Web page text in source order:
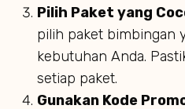
Pilih Paket yang
pilih paket bimbingan
kebutuhan Anda.
setiap paket.
Gunakan Kode